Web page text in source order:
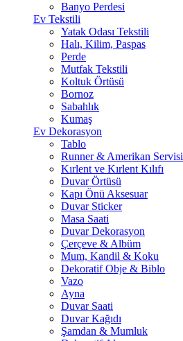
Banyo Perdesi
Ev Tekstili
Yatak Odası Tekstili
Halı, Kilim, Paspas
Perde
Mutfak Tekstili
Koltuk Örtüsü
Bornoz
Sabahlık
Kumaş
Ev Dekorasyon
Tablo
Runner & Amerikan Servisi
Kırlent ve Kırlent Kılıfı
Duvar Örtüsü
Kapı Önü Aksesuar
Duvar Sticker
Masa Saati
Duvar Dekorasyon
Çerçeve & Albüm
Mum, Kandil & Koku
Dekoratif Obje & Biblo
Vazo
Ayna
Duvar Saati
Duvar Kağıdı
Şamdan & Mumluk